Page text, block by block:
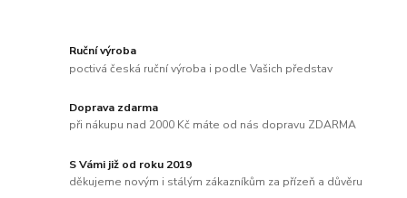
Ruční výroba
poctivá česká ruční výroba i podle Vašich představ
Doprava zdarma
při nákupu nad 2000 Kč máte od nás dopravu ZDARMA
S Vámi již od roku 2019
děkujeme novým i stálým zákazníkům za přízeň a důvěru